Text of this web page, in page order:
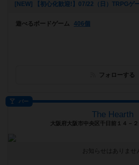
遊べるボードゲーム 406個
フォローする
バー
The Hearth
大阪府大阪市中央区千日前１４－
お知らせはありません